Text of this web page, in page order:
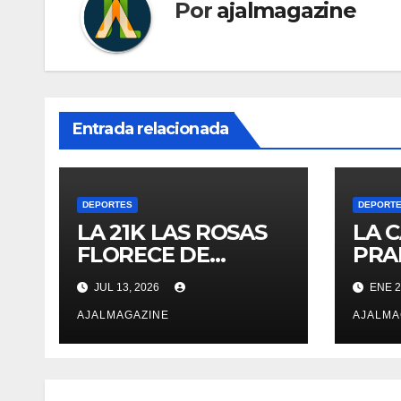
Por ajalmagazine
Entrada relacionada
DEPORTES
LA 21K LAS ROSAS
FLORECE DE
NUEVO EN LAS
CALLES DE
ANTIGUA
JUL 13, 2026
AJALMAGAZINE
LA
ENE